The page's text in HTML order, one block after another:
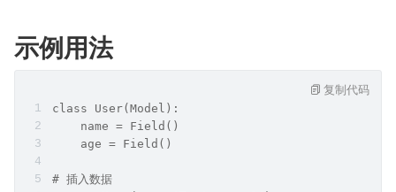
示例用法
class User(Model):
    name = Field()
    age = Field()
# 插入数据
复制代码